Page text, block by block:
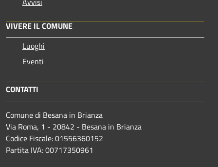
VIVERE IL COMUNE
Luoghi
Eventi
CONTATTI
Comune di Besana in Brianza
Via Roma, 1 - 20842 - Besana in Brianza
Codice Fiscale: 01556360152
Partita IVA: 00717350961